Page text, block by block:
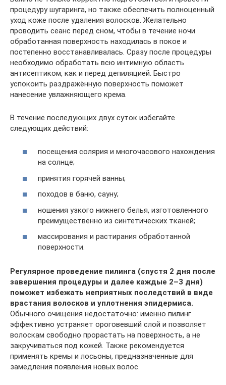
процедуру шугаринга, но также обеспечить полноценный
уход коже после удаления волосков. Желательно
проводить сеанс перед сном, чтобы в течение ночи
обработанная поверхность находилась в покое и
постепенно восстанавливалась. Сразу после процедуры
необходимо обработать всю интимную область
антисептиком, как и перед депиляцией. Быстро
успокоить раздражённую поверхность поможет
нанесение увлажняющего крема.
В течение последующих двух суток избегайте
следующих действий:
посещения солярия и многочасового нахождения
на солнце;
принятия горячей ванны;
походов в баню, сауну;
ношения узкого нижнего белья, изготовленного
преимущественно из синтетических тканей;
массирования и растирания обработанной
поверхности.
Регулярное проведение пилинга (спустя 2 дня после
завершения процедуры и далее каждые 2–3 дня)
поможет избежать неприятных последствий в виде
врастания волосков и уплотнения эпидермиса.
Обычного очищения недостаточно: именно пилинг
эффективно устраняет ороговевший слой и позволяет
волоскам свободно прорастать на поверхность, а не
закручиваться под кожей. Также рекомендуется
применять кремы и лосьоны, предназначенные для
замедления появления новых волос.